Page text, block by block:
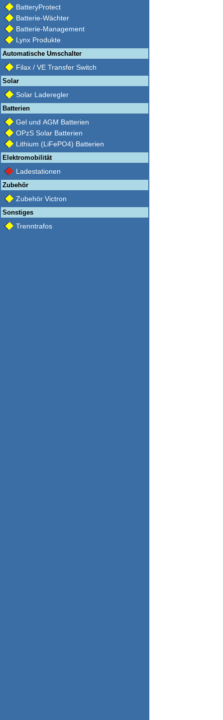
BatteryProtect
Batterie-Wächter
Batterie-Management
Lynx Produkte
Automatische Umschalter
Filax / VE Transfer Switch
Solar
Solar Laderegler
Batterien
Gel und AGM Batterien
OPzS Solar Batterien
Lithium (LiFePO4) Batterien
Elektromobilität
Ladestationen
Zubehör
Zubehör Victron
Sonstiges
Trenntrafos